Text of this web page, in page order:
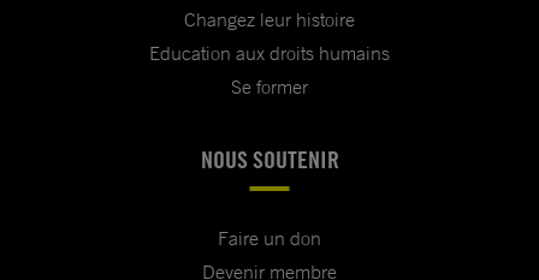
Changez leur histoire
Education aux droits humains
Se former
NOUS SOUTENIR
Faire un don
Devenir membre